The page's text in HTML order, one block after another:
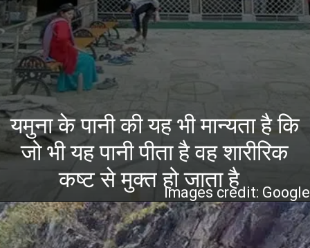
के पानी की यह भी मान्यता है
जो भी यह पानी पीता है वह शारीरिक
कष्ट से मुक्त हो जाता है
Images credit: Google